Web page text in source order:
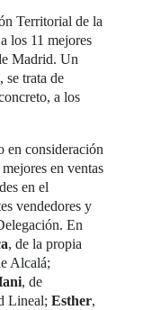
Territorial de la
los 11 mejores
Madrid. Un
se trata de
a los
en consideración
en ventas
en el
vendedores y
En
, de la propia
Alcalá;
, de
Lineal;Esther,